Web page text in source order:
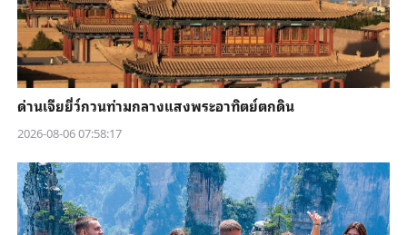
ด่านเจียยี่ว์กวนท่ามกลางแสงพระอาทิตย์ตกดิน
2026-08-06 07:58:17